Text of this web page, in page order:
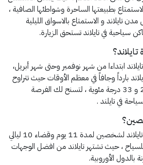
بطبيعتها الساحرة وشواطئها الصافية ،
تايلاند و الاستمتاع بالاسواق الليلية
سياحية في تايلاند تستحق الزيارة.
ابتداءا من شهر نوفمبر وحتى شهر أبريل،
بارداً وجافاً في معظم الأوقات حيث تتراوح
درجات الحرارة ما بين 21 و 33 درجة مئوية ، لتسنح لك الفرصة
في تايلند .
اكتشف معنا تكلفة رحلة تايلاند لشخصين لمدة 11 يوم وقضاء 10 ليالي
للسياح ، حيث تشتهر تايلاند من افضل الوجهات
بالدول الأوروبية.